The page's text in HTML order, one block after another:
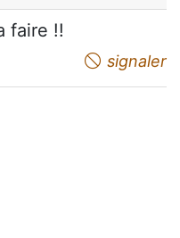
faire !!
signaler